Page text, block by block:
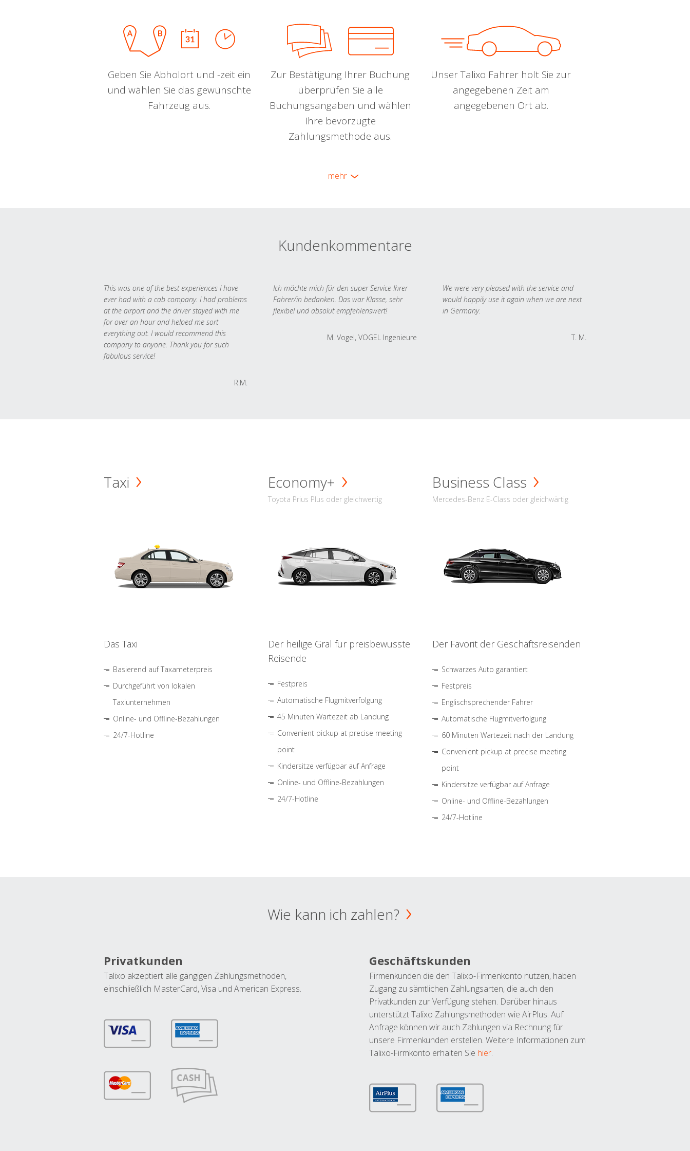
Geben Sie Abholort und -zeit ein
und wählen Sie das gewünschte
Fahrzeug aus.
Zur Bestätigung Ihrer Buchung
überprüfen Sie alle
Buchungsangaben und wählen
Ihre bevorzugte
Zahlungsmethode aus.
Unser Talixo Fahrer holt Sie zur
angegebenen Zeit am
angegebenen Ort ab.
mehr
Kundenkommentare
This was one of the best experiences I have
ever had with a cab company. I had problems
at the airport and the driver stayed with me
for over an hour and helped me sort
everything out. I would recommend this
company to anyone. Thank you for such
fabulous service!
R.M.
Ich möchte mich für den super Service Ihrer
Fahrer/in bedanken. Das war Klasse, sehr
flexibel und absolut empfehlenswert!
M. Vogel, VOGEL Ingenieure
We were very pleased with the service and
would happily use it again when we are next
in Germany.
T. M.
Taxi
Das Taxi
Basierend auf Taxameterpreis
Durchgeführt von lokalen
Taxiunternehmen
Online- und Offline-Bezahlungen
24/7-Hotline
Economy+
Toyota Prius Plus oder gleichwertig
Der heilige Gral für preisbewusste
Reisende
Festpreis
Automatische Flugmitverfolgung
45 Minuten Wartezeit ab Landung
Convenient pickup at precise meeting
point
Kindersitze verfügbar auf Anfrage
Online- und Offline-Bezahlungen
24/7-Hotline
Business Class
Mercedes-Benz E-Class oder gleichwärtig
Der Favorit der Geschäftsreisenden
Schwarzes Auto garantiert
Festpreis
Englischsprechender Fahrer
Automatische Flugmitverfolgung
60 Minuten Wartezeit nach der Landung
Convenient pickup at precise meeting
point
Kindersitze verfügbar auf Anfrage
Online- und Offline-Bezahlungen
24/7-Hotline
Wie kann ich zahlen?
Privatkunden
Talixo akzeptiert alle gängigen Zahlungsmethoden,
einschließlich MasterCard, Visa und American Express.
Geschäftskunden
Firmenkunden die den Talixo-Firmenkonto nutzen, haben
Zugang zu sämtlichen Zahlungsarten, die auch den
Privatkunden zur Verfügung stehen. Darüber hinaus
unterstützt Talixo Zahlungsmethoden wie AirPlus. Auf
Anfrage können wir auch Zahlungen via Rechnung für
unsere Firmenkunden erstellen. Weitere Informationen zum
Talixo-Firmkonto erhalten Sie hier.